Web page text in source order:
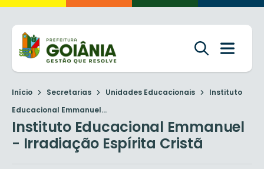
Início Secretarias Unidades Educacionais
Instituto
Educacional Emmanuel...
Instituto Educacional Emmanuel
- Irradiação Espírita Cristã